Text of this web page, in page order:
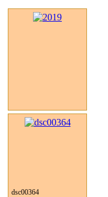
dsc00364